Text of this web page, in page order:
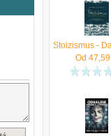
Od 47,59